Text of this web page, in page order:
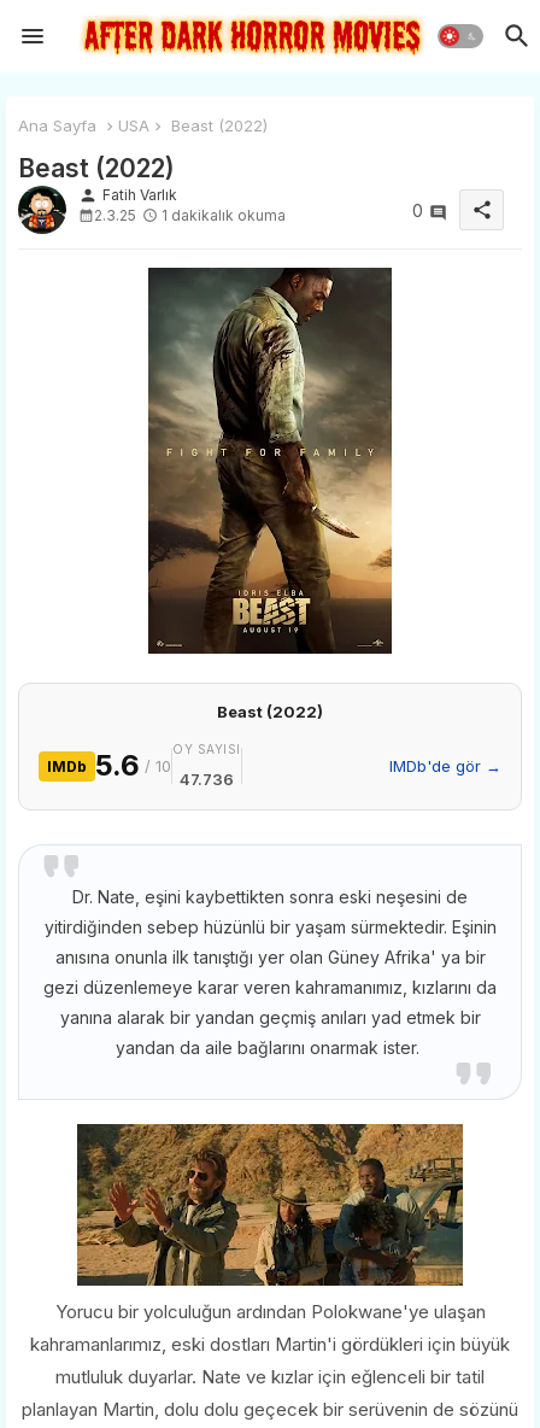
Ana Sayfa USA Beast (2022)
Beast (2022)
person Fatih Varlık
2.3.25
1 dakikalık okuma 0 share
Beast (2022)
IMDb 5.6 / 10
OY SAYISI
47.736
IMDb'de gör →
Dr. Nate, eşini kaybettikten sonra eski neşesini de
yitirdiğinden sebep hüzünlü bir yaşam sürmektedir. Eşinin
anısına onunla ilk tanıştığı yer olan Güney Afrika' ya bir
gezi düzenlemeye karar veren kahramanımız, kızlarını da
yanına alarak bir yandan geçmiş anıları yad etmek bir
yandan da aile bağlarını onarmak ister.
Yorucu bir yolculuğun ardından Polokwane'ye ulaşan
kahramanlarımız, eski dostları Martin'i gördükleri için büyük
mutluluk duyarlar. Nate ve kızlar için eğlenceli bir tatil
planlayan Martin, dolu dolu geçecek bir serüvenin de sözünü